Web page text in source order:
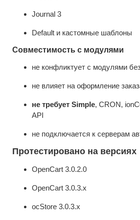
Journal 3
Default и кастомные шаблоны
Совместимость с модулями
не конфликтует с модулями
не влияет на оформление
не требует Simple, CRON,
API
не подключается к серверам
Протестировано на версиях
OpenCart 3.0.2.0
OpenCart 3.0.3.x
ocStore 3.0.3.x